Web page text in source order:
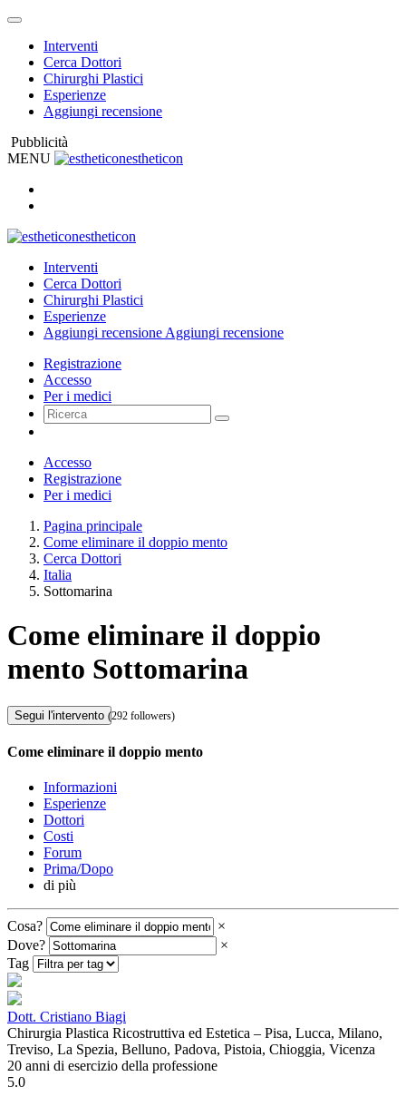
Interventi
Cerca Dottori
Chirurghi Plastici
Esperienze
Aggiungi recensione
Pubblicità
MENU
estheticon
estheticon
Interventi
Cerca Dottori
Chirurghi Plastici
Esperienze
Aggiungi recensione Aggiungi recensione
Registrazione
Accesso
Per i medici
Accesso
Registrazione
Per i medici
Pagina principale
Come eliminare il doppio mento
Cerca Dottori
Italia
Sottomarina
Come eliminare il doppio
mento Sottomarina
Segui l'intervento (292 followers)
Come eliminare il doppio mento
Informazioni
Esperienze
Dottori
Costi
Forum
Prima/Dopo
di più
Cosa?
×
Dove?
×
Tag
Dott. Cristiano Biagi
Chirurgia Plastica Ricostruttiva ed Estetica – Pisa, Lucca, Milano,
Treviso, La Spezia, Belluno, Padova, Pistoia, Chioggia, Vicenza
20 anni di esercizio della professione
5.0